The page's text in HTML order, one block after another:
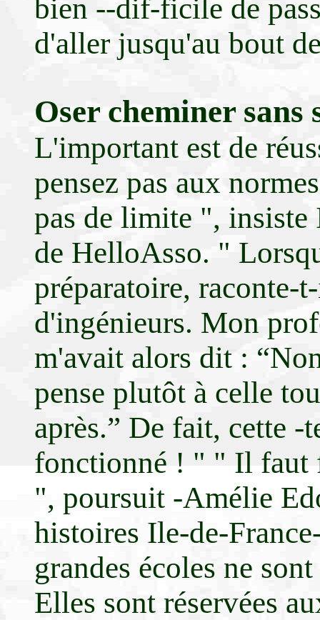
bien --dif-ficile de
d'aller jusqu'au bout
Oser cheminer sans
L'important est de
pensez pas aux
pas de limite ",
de HelloAsso. "
préparatoire, raconte-
d'ingénieurs. Mon
m'avait alors dit :
pense plutôt à celle
après.” De fait, cette -
fonctionné ! " " Il faut
", poursuit -Amélie
histoires Ile-de-
grandes écoles ne
Elles sont réservées